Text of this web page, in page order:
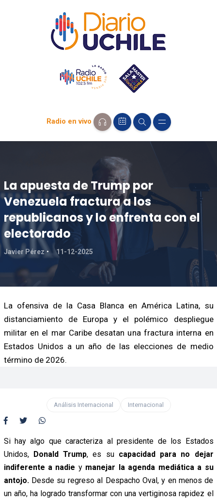
Radio en vivo
La apuesta de Trump por
Venezuela fractura a los
republicanos y lo enfrenta con el
electorado
Javier Pérez 11-12-2025
La ofensiva de la Casa Blanca en América Latina, su
distanciamiento de Europa y el polémico despliegue
militar en el mar Caribe desatan una fractura interna en
Estados Unidos a un año de las elecciones de medio
término de 2026.
Análisis Internacional Internacional
Si hay algo que caracteriza al presidente de los Estados
Unidos,Donald Trump, es sucapacidad para no dejar
indiferente a nadie y manejar la agenda mediática a su
antojo. Desde su regreso al Despacho Oval, y en menos de
un año, ha logrado transformar con una vertiginosa rapidez el